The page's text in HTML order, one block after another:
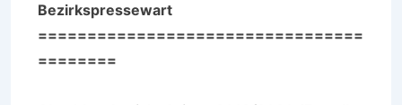
Bezirkspressewart
=================================
========